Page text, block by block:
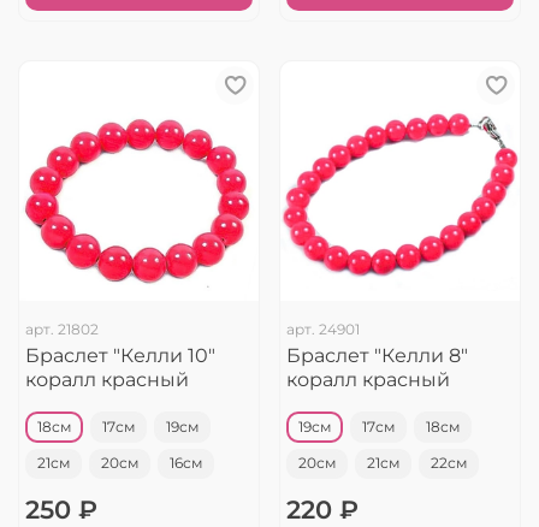
арт. 21802
Браслет "Келли 10"
коралл красный
18см 17см 19см
21см 20см 16см
250 ₽
арт. 24901
Браслет "Келли 8"
коралл красный
19см 17см 18см
20см 21см 22см
220 ₽